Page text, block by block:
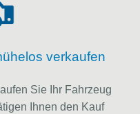
verkaufen
Sie Ihr Fahrzeug
Ihnen den Kauf